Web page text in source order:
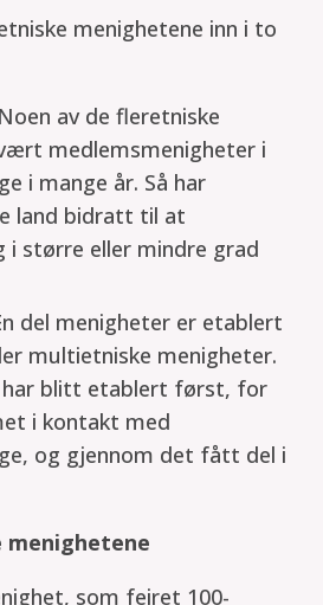
menighetene inn i to
av de fleretniske
medlemsmenigheter i
i mange år. Så har
land bidratt til at
i større eller mindre grad
del menigheter er etablert
multietniske menigheter.
har blitt etablert først, for
i kontakt med
og gjennom det fått del i
menighetene
som feiret 100-